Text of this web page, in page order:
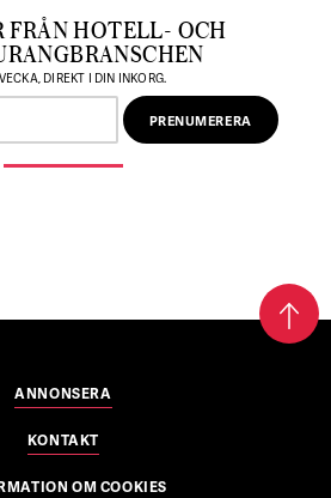
FRÅN HOTELL- OCH
DIREKT I DIN INKORG.
ANNONSERA
KONTAKT
OM COOKIES